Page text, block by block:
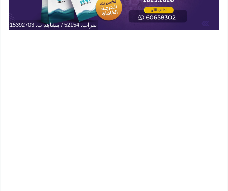
نقرات: 52154 / مشاهدات: 15392703